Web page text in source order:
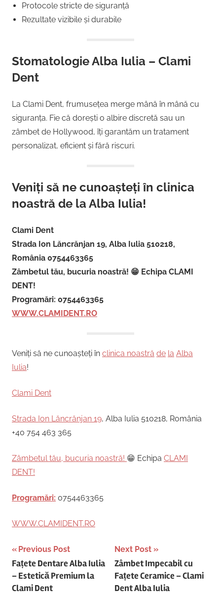
Protocole stricte de siguranță
Rezultate vizibile și durabile
Stomatologie Alba Iulia – Clami
Dent
La Clami Dent, frumusețea merge mână în mână cu
siguranța. Fie că dorești o albire discretă sau un
zâmbet de Hollywood, îți garantăm un tratament
personalizat, eficient și fără riscuri.
Veniți să ne cunoașteți în clinica
noastră de la Alba Iulia!
Clami Dent
Strada Ion Lăncrănjan 19, Alba Iulia 510218,
România 0754463365
Zâmbetul tău, bucuria noastră! 😁 Echipa CLAMI
DENT!
Programări: 0754463365
WWW.CLAMIDENT.RO
Veniți să ne cunoașteți în clinica noastră de la Alba
Iulia!
Clami Dent
Strada Ion Lăncrănjan 19, Alba Iulia 510218, România
+40 754 463 365
Zâmbetul tău, bucuria noastră! 😁 Echipa CLAMI
DENT!
Programări: 0754463365
WWW.CLAMIDENT.RO
Post
navigation
Previous Post
Fațete Dentare Alba Iulia
– Estetică Premium la
Clami Dent
Next Post
Zâmbet Impecabil cu
Fațete Ceramice – Clami
Dent Alba Iulia